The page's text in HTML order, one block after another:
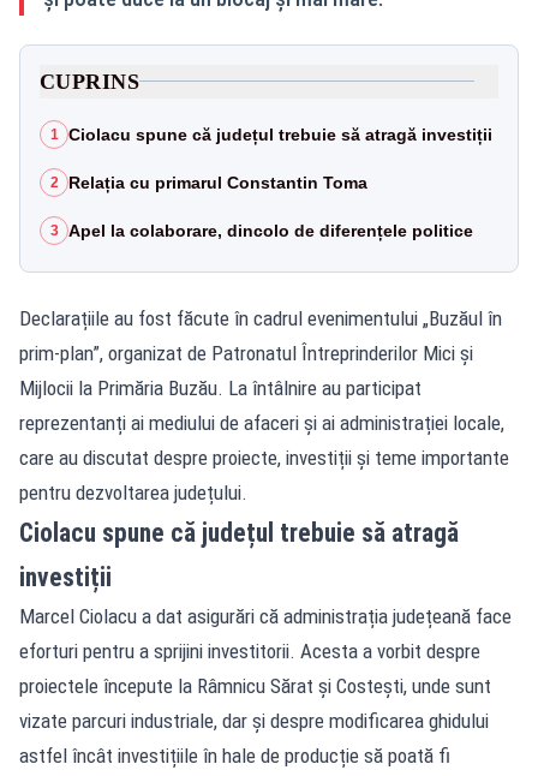
CUPRINS
1 Ciolacu spune că județul trebuie să atragă investiții
2 Relația cu primarul Constantin Toma
3 Apel la colaborare, dincolo de diferențele politice
Declarațiile au fost făcute în cadrul evenimentului „Buzăul în
prim-plan”, organizat de Patronatul Întreprinderilor Mici și
Mijlocii la Primăria Buzău. La întâlnire au participat
reprezentanți ai mediului de afaceri și ai administrației locale,
care au discutat despre proiecte, investiții și teme importante
pentru dezvoltarea județului.
Ciolacu spune că județul trebuie să atragă
investiții
Marcel Ciolacu a dat asigurări că administrația județeană face
eforturi pentru a sprijini investitorii. Acesta a vorbit despre
proiectele începute la Râmnicu Sărat și Costești, unde sunt
vizate parcuri industriale, dar și despre modificarea ghidului
astfel încât investițiile în hale de producție să poată fi